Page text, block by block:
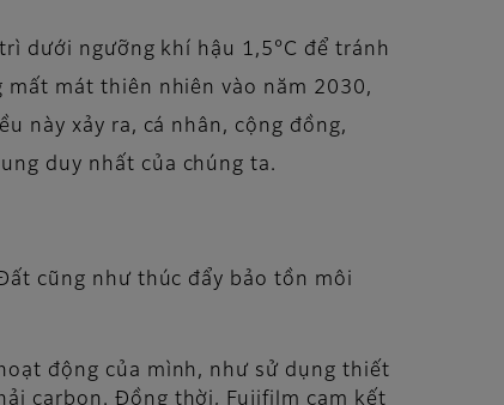
dưới ngưỡng khí hậu 1,5°C để tránh
mát thiên nhiên vào năm 2030,
này xảy ra, cá nhân, cộng đồng,
duy nhất của chúng ta.
cũng như thúc đẩy bảo tồn môi
động của mình, như sử dụng thiết
carbon. Đồng thời, Fujifilm cam kết